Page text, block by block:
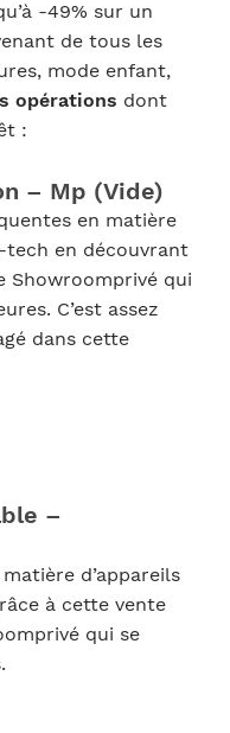
-49% sur un
de tous les
mode enfant,
opérations dont
:
– Mp (Vide)
en matière
en découvrant
Showroomprivé qui
C’est assez
dans cette
–
d’appareils
à cette vente
qui se